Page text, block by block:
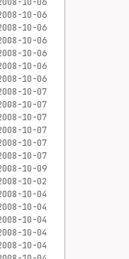
10-06
10-06
10-06
10-06
10-06
10-06
10-07
10-07
10-07
10-07
10-07
10-07
10-09
10-02
10-04
10-04
10-04
10-04
10-04